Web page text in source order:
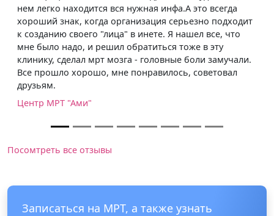
инфа.А это всегда
серьезно подходит
инете. Я нашел все, что
тоже в эту
- головные боли замучали.
советовал
Посомтреть все отзывы
Записаться на МРТ, а также узнать